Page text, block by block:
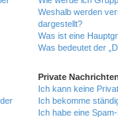
Weshalb werden
dargestellt?
Was ist eine
Was bedeutet der
Private
Ich kann keine
Ich bekomme
Ich habe eine